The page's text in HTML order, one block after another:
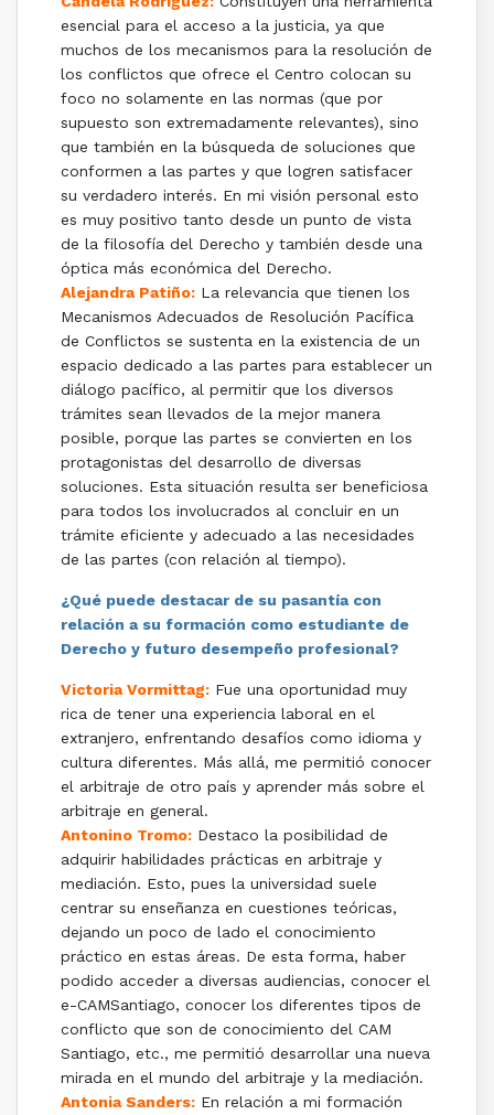
esencial para el acceso a la justicia, ya que
muchos de los mecanismos para la resolución de
los conflictos que ofrece el Centro colocan su
foco no solamente en las normas (que por
supuesto son extremadamente relevantes), sino
que también en la búsqueda de soluciones que
conformen a las partes y que logren satisfacer
su verdadero interés. En mi visión personal esto
es muy positivo tanto desde un punto de vista
de la filosofía del Derecho y también desde una
óptica más económica del Derecho.
Alejandra Patiño: La relevancia que tienen los
Mecanismos Adecuados de Resolución Pacífica
de Conflictos se sustenta en la existencia de un
espacio dedicado a las partes para establecer un
diálogo pacífico, al permitir que los diversos
trámites sean llevados de la mejor manera
posible, porque las partes se convierten en los
protagonistas del desarrollo de diversas
soluciones. Esta situación resulta ser beneficiosa
para todos los involucrados al concluir en un
trámite eficiente y adecuado a las necesidades
de las partes (con relación al tiempo).
¿Qué puede destacar de su pasantía con
relación a su formación como estudiante de
Derecho y futuro desempeño profesional?
Victoria Vormittag:Fue una oportunidad muy
rica de tener una experiencia laboral en el
extranjero, enfrentando desafíos como idioma y
cultura diferentes. Más allá, me permitió conocer
el arbitraje de otro país y aprender más sobre el
arbitraje en general.
Antonino Tromo:Destaco la posibilidad de
adquirir habilidades prácticas en arbitraje y
mediación. Esto, pues la universidad suele
centrar su enseñanza en cuestiones teóricas,
dejando un poco de lado el conocimiento
práctico en estas áreas. De esta forma, haber
podido acceder a diversas audiencias, conocer el
e-CAMSantiago, conocer los diferentes tipos de
conflicto que son de conocimiento del CAM
Santiago, etc., me permitió desarrollar una nueva
mirada en el mundo del arbitraje y la mediación.
Antonia Sanders:En relación a mi formación